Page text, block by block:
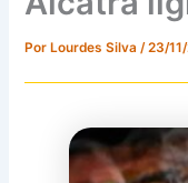
Por Lourdes Silva/23/